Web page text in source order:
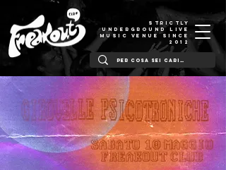
STRICTLY
UNDERGROUND LIVE
MUSIC VENUE SINCE
2012